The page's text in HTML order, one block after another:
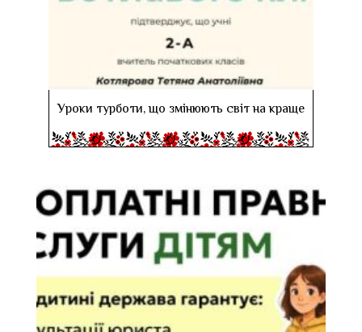
Уроки турботи, що змінюють світ на краще